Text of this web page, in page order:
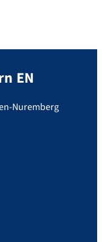
EN
Nuremberg